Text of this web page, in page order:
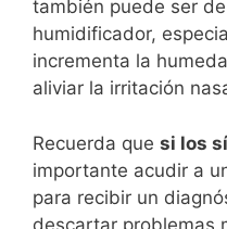
también puede ser
humidificador,
incrementa la
aliviar la irritación
Recuerda que si los
importante acudir a
para recibir un
descartar problemas